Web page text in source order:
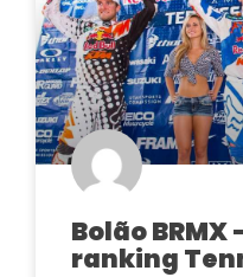
Bolão BRMX
ranking